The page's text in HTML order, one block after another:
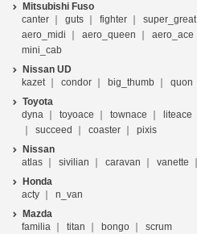
Mitsubishi Fuso
canter
guts fighter super_great
aero_midi
aero_queen aero_ace
mini_cab
Nissan UD
kazet
condor big_thumb
quon
Toyota
dyna
toyoace townace liteace
succeed
coaster
pixis
Nissan
atlas
sivilian caravan vanette
Honda
acty
n_van
Mazda
familia
titan bongo
scrum